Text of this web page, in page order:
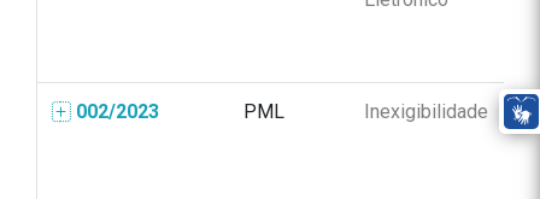
002/2023 PML Inexigibilidade